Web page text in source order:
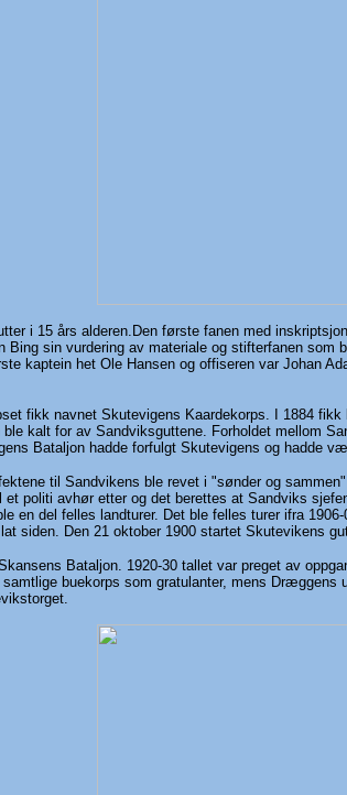
i 15 års alderen.Den første fanen med
sin vurdering av materiale og stifterfanen
kaptein het Ole Hansen og offiseren var Johan
fikk navnet Skutevigens Kaardekorps. I 1884
kalt for av Sandviksguttene. Forholdet mellom
Bataljon hadde forfulgt Skutevigens og hadde
til Sandvikens ble revet i "sønder og
politi avhør etter og det berettes at Sandviks
en del felles landturer. Det ble felles turer ifra
siden. Den 21 oktober 1900 startet Skutevikens
Bataljon. 1920-30 tallet var preget av
buekorps som gratulanter, mens